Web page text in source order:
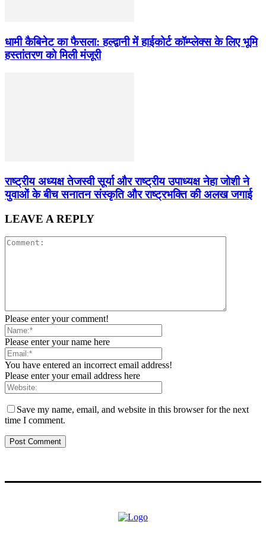
धामी कैबिनेट का फैसला: हल्द्वानी में हाईकोर्ट कॉम्प्लेक्स के लिए भूमि
हस्तांतरण को मिली मंजूरी
राष्ट्रीय अध्यक्ष तेजस्वी सूर्या और राष्ट्रीय उपाध्यक्ष नेहा जोशी ने
युवाओं के बीच सनातन संस्कृति और राष्ट्रभक्ति की अलख जगाई
LEAVE A REPLY
Please enter your comment!
Please enter your name here
You have entered an incorrect email address!
Please enter your email address here
Save my name, email, and website in this browser for the next
time I comment.